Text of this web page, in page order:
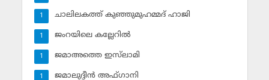
ചാലിലകത്ത് കുഞ്ഞുമുഹമ്മദ് ഹാജി
1
ജംറയിലെ കല്ലേറില്‍
1
ജമാഅത്തെ ഇസ്‌ലാമി
1
ജമാലുദ്ദീന്‍ അഫ്ഗാനി
1